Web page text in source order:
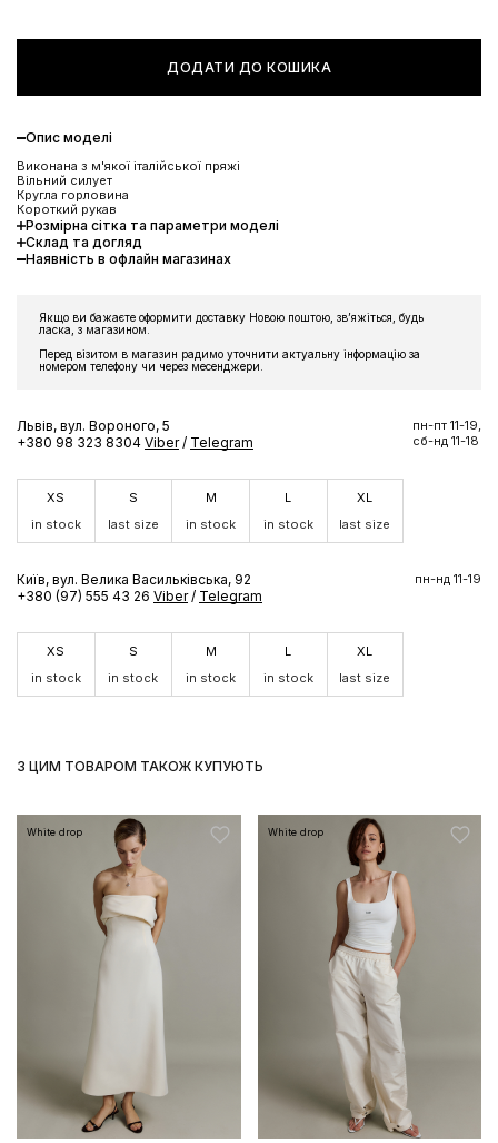
ДОДАТИ ДО КОШИКА
Опис моделі
Виконана з м'якої італійської пряжі
Вільний силует
Кругла горловина
Короткий рукав
Розмірна сітка та параметри моделі
Склад та догляд
Наявність в офлайн магазинах
Якщо ви бажаєте оформити доставку Новою поштою, звʼяжіться, будь
ласка, з магазином.
Перед візитом в магазин радимо уточнити актуальну інформацію за
номером телефону чи через месенджери.
Львів, вул. Вороного, 5
+380 98 323 8304 Viber / Telegram
пн-пт 11-19,
сб-нд 11-18
XS
in stock
S
last size
M
in stock
L
in stock
XL
last size
Київ, вул. Велика Васильківська, 92
+380 (97) 555 43 26 Viber / Telegram
пн-нд 11-19
XS
in stock
S
in stock
M
in stock
L
in stock
XL
last size
З ЦИМ ТОВАРОМ ТАКОЖ КУПУЮТЬ
White drop White drop
ЗАМОВЛЕННЯ
Підпишіться на розсилку та отримайте доступ до знижки та
ексклюзивних пропозицій бренду
ПІДПИСАТИСЬ ЗАРАЗ